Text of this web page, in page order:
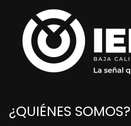
¿QUIÉNES SOMOS?